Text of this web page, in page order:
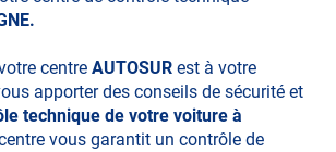
centre AUTOSUR est à votre
apporter des conseils de sécurité et
technique de votre voiture à
vous garantit un contrôle de